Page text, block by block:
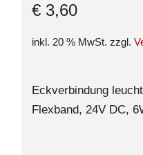
€ 3,60
inkl. 20 % MwSt. zzgl.
Eckverbindung
Flexband, 24V DC,